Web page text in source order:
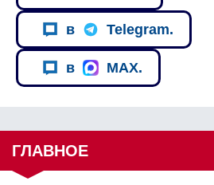
в Telegram.
в MAX.
ГЛАВНОЕ